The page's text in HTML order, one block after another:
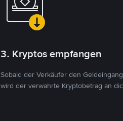
3. Kryptos empfangen
Sobald der Verkäufer den
wird der verwahrte Kryptobetrag an